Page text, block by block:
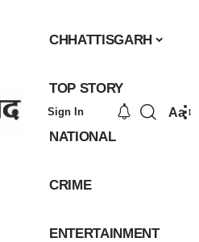
CHHATTISGARH
TOP STORY
NATIONAL
CRIME
ENTERTAINMENT
Sign In Aa